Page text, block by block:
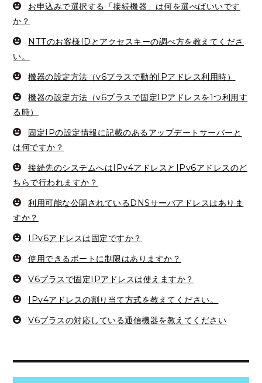
お申込みで選択する「接続機器」は何を選べばいいです
か？
NTTのお客様IDとアクセスキーの調べ方を教えてくださ
い。
機器の設定方法（v6プラスで動的IPアドレス利用時）
機器の設定方法（v6プラスで固定IPアドレスを1つ利用す
る時）
固定IPの設定情報に記載のあるアップデートサーバーと
は何ですか？
接続先のシステムへはIPv4アドレスとIPv6アドレスのど
ちらで行われますか？
利用可能な公開されているDNSサーバアドレスはありま
すか？
IPv6アドレスは固定ですか？
使用できるポートに制限はありますか？
V6プラスで固定IPアドレスは使えますか？
IPv4アドレスの割り当て方式を教えてください。
V6プラスの対応している通信機器を教えてください